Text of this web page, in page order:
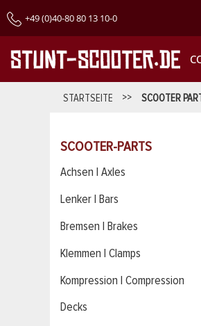
+49 (0)40-80 80 13 10-0
STARTSEITE >> SCOOTER
SCOOTER-PARTS
Achsen | Axles
Lenker | Bars
Bremsen | Brakes
Klemmen | Clamps
Kompression | Compression
Decks